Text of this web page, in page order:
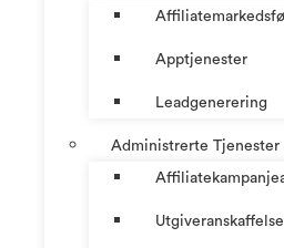
Apptjenester
Leadgenerering
Administrerte Tjenester
Utgiveranskaffelse